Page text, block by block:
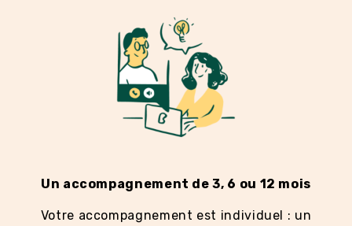
Un accompagnement de 3, 6 ou 12 mois
Votre accompagnement est individuel : un